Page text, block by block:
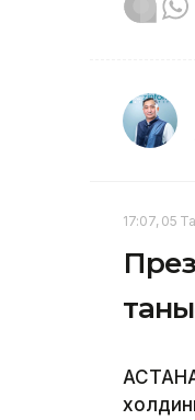
17:07, 05